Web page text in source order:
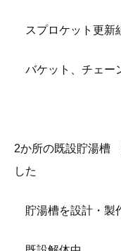
スプロケット更新
バケット、チェー
2か所の既設貯湯槽
した
貯湯槽を設計・製